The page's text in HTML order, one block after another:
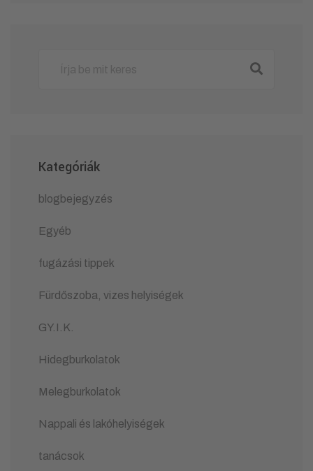
Kategóriák
blogbejegyzés
Egyéb
fugázási tippek
Fürdőszoba, vizes helyiségek
GY.I.K.
Hidegburkolatok
Melegburkolatok
Nappali és lakóhelyiségek
tanácsok